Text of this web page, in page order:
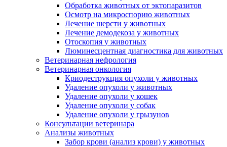
Обработка животных от эктопаразитов
Осмотр на микроспорию животных
Лечение шерсти у животных
Лечение демодекоза у животных
Отоскопия у животных
Люминесцентная диагностика для животных
Ветеринарная нефрология
Ветеринарная онкология
Криодеструкция опухоли у животных
Удаление опухоли у животных
Удаление опухоли у кошек
Удаление опухоли у собак
Удаление опухоли у грызунов
Консультации ветеринара
Анализы животных
Забор крови (анализ крови) у животных